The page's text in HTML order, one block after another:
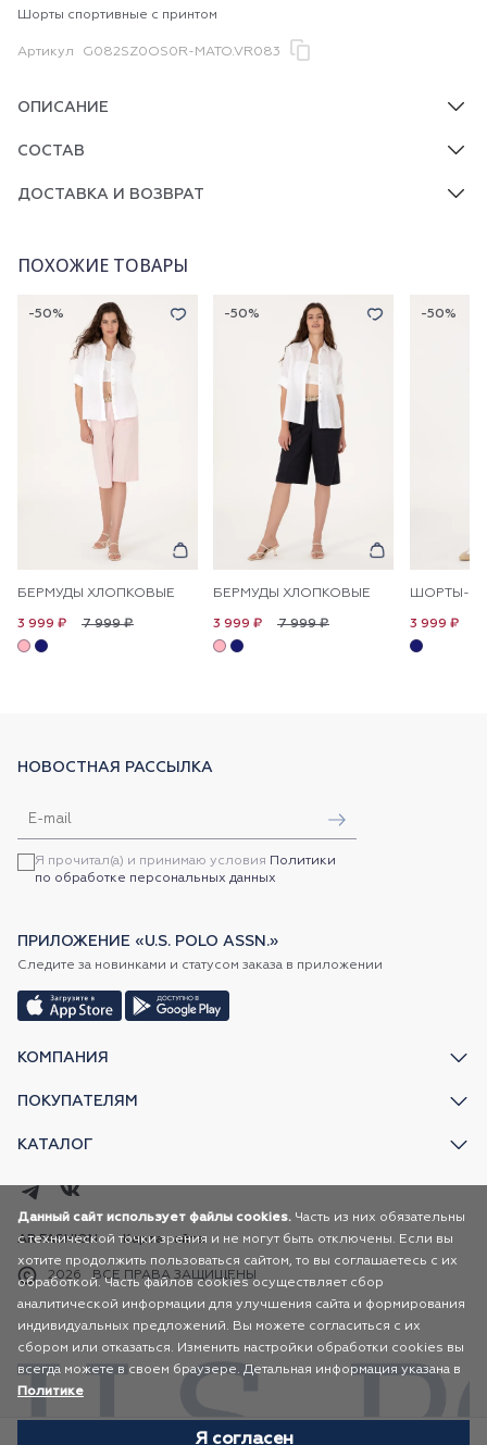
Шорты спортивные с принтом
Артикул G082SZ0OS0R-MATO.VR083
ОПИСАНИЕ
СОСТАВ
ДОСТАВКА И ВОЗВРАТ
ПОХОЖИЕ ТОВАРЫ
-50%
БЕРМУДЫ ХЛОПКОВЫЕ
7 999 ₽
3 999 ₽
-50%
БЕРМУДЫ ХЛОПКОВЫЕ
7 999 ₽
3 999 ₽
-50%
3 999 ₽
КОМПАНИЯ
ПОКУПАТЕЛЯМ
КАТАЛОГ
НОВОСТНАЯ РАССЫЛКА
Я прочитал(а) и принимаю условия Политики
по обработке персональных данных
ПРИЛОЖЕНИЕ «U.S. POLO ASSN.»
Следите за новинками и статусом заказа в приложении
2026 ВСЕ ПРАВА ЗАЩИЩЕНЫ
AR FASHION Карта сайта
Данный сайт использует файлы cookies. Часть из них обязательны
с технической точки зрения и не могут быть отключены. Если вы
хотите продолжить пользоваться сайтом, то вы соглашаетесь с их
обработкой. Часть файлов cookies осуществляет сбор
аналитической информации для улучшения сайта и формирования
индивидуальных предложений. Вы можете согласиться с их
сбором или отказаться. Изменить настройки обработки cookies вы
всегда можете в своем браузере. Детальная информация указана в
Политике
Я согласен